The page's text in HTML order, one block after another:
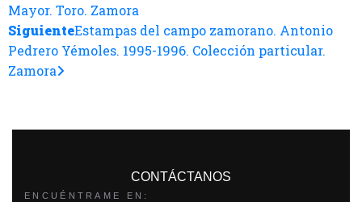
Mayor. Toro. Zamora
SiguienteEstampas del campo zamorano. Antonio
Pedrero Yémoles. 1995-1996. Colección particular.
Zamora
CONTÁCTANOS
ENCUÉNTRAME EN: